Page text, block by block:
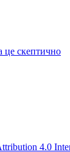
це скептично
4.0